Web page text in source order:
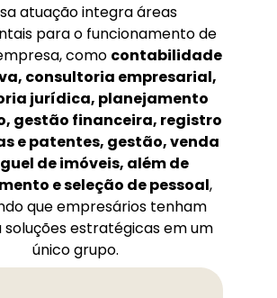
atuação integra áreas
para o funcionamento de
como contabilidade
consultoria empresarial,
jurídica, planejamento
gestão financeira, registro
e patentes, gestão, venda
de imóveis, além de
e seleção de pessoal,
que empresários tenham
soluções estratégicas em um
único grupo.